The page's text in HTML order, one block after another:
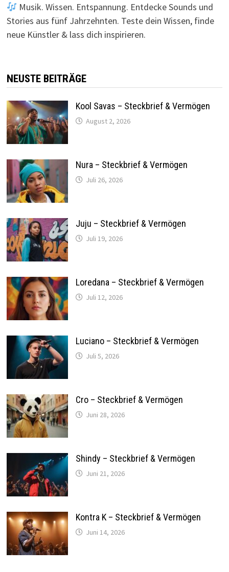
Musik. Wissen. Entspannung. Entdecke Sounds und
Stories aus fünf Jahrzehnten. Teste dein Wissen, finde
neue Künstler & lass dich inspirieren.
NEUSTE BEITRÄGE
Kool Savas – Steckbrief & Vermögen
August 2, 2026
Nura – Steckbrief & Vermögen
Juli 26, 2026
Juju – Steckbrief & Vermögen
Juli 19, 2026
Loredana – Steckbrief & Vermögen
Juli 12, 2026
Luciano – Steckbrief & Vermögen
Juli 5, 2026
Cro – Steckbrief & Vermögen
Juni 28, 2026
Shindy – Steckbrief & Vermögen
Juni 21, 2026
Kontra K – Steckbrief & Vermögen
Juni 14, 2026